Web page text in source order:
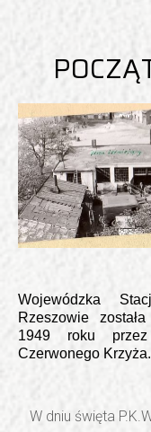
Wojewódzka
Rzeszowie
1949 roku przez
Czerwonego Krzyża.
W dniu święta